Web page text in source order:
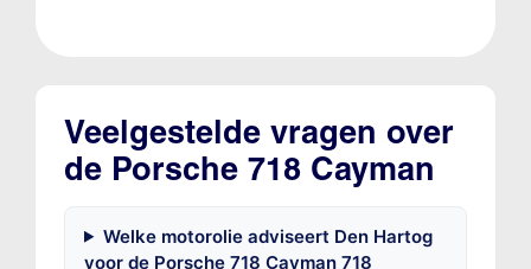
Veelgestelde vragen over
de Porsche 718 Cayman
Welke motorolie adviseert Den Hartog
voor de Porsche 718 Cayman 718